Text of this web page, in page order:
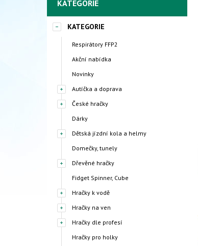
KATEGORIE
KATEGORIE
Respirátory FFP2
Akční nabídka
Novinky
Autíčka a doprava
České hračky
Dárky
Dětská jízdní kola a helmy
Domečky, tunely
Dřevěné hračky
Fidget Spinner, Cube
Hračky k vodě
Hračky na ven
Hračky dle profesí
Hračky pro holky